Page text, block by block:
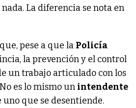
La diferencia se nota en
pese a que la Policía
la prevención y el control
un trabajo articulado con los
es lo mismo un intendente
que se desentiende.